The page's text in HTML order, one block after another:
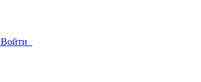
Войти